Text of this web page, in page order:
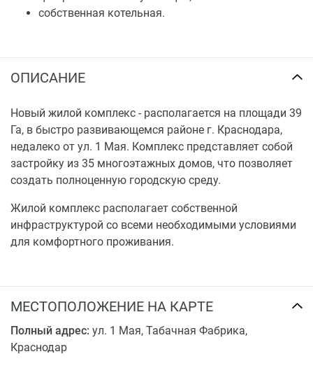
собственная котельная.
ОПИСАНИЕ
Новый жилой комплекс - располагается на площади 39
Га, в быстро развивающемся районе г. Краснодара,
недалеко от ул. 1 Мая. Комплекс представляет собой
застройку из 35 многоэтажных домов, что позволяет
создать полноценную городскую среду.
Жилой комплекс располагает собственной
инфраструктурой со всеми необходимыми условиями
для комфортного проживания.
МЕСТОПОЛОЖЕНИЕ НА КАРТЕ
Полный адрес: ул. 1 Мая, Табачная Фабрика,
Краснодар